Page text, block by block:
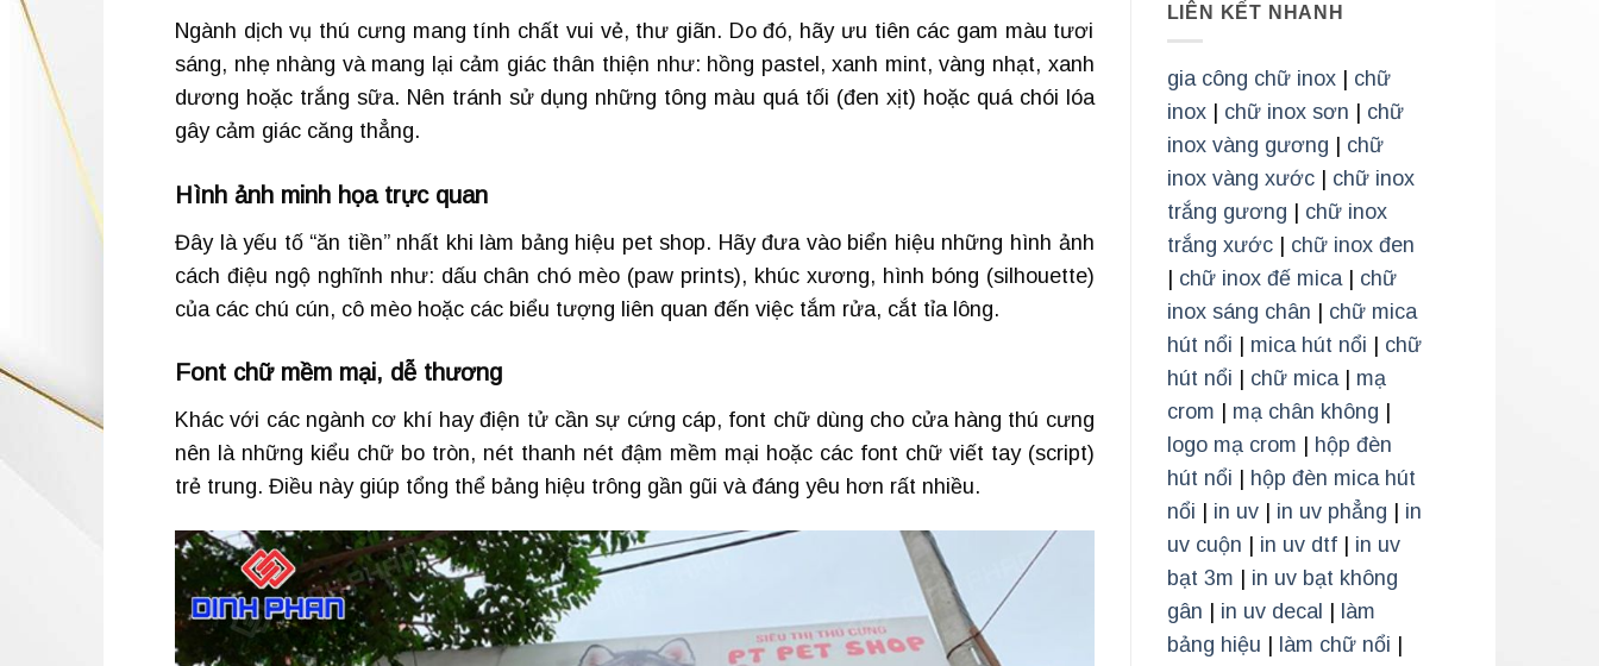
Ngành dịch vụ thú cưng mang tính chất vui vẻ, thư giãn. Do đó, hãy ưu tiên các gam màu tươi
sáng, nhẹ nhàng và mang lại cảm giác thân thiện như: hồng pastel, xanh mint, vàng nhạt, xanh
dương hoặc trắng sữa. Nên tránh sử dụng những tông màu quá tối (đen xịt) hoặc quá chói lóa
gây cảm giác căng thẳng.
Hình ảnh minh họa trực quan
Đây là yếu tố “ăn tiền” nhất khi làm bảng hiệu pet shop. Hãy đưa vào biển hiệu những hình ảnh
cách điệu ngộ nghĩnh như: dấu chân chó mèo (paw prints), khúc xương, hình bóng (silhouette)
của các chú cún, cô mèo hoặc các biểu tượng liên quan đến việc tắm rửa, cắt tỉa lông.
Font chữ mềm mại, dễ thương
Khác với các ngành cơ khí hay điện tử cần sự cứng cáp, font chữ dùng cho cửa hàng thú cưng
nên là những kiểu chữ bo tròn, nét thanh nét đậm mềm mại hoặc các font chữ viết tay (script)
trẻ trung. Điều này giúp tổng thể bảng hiệu trông gần gũi và đáng yêu hơn rất nhiều.
LIÊN KẾT NHANH
gia công chữ inox| chữ
inox| chữ inox sơn
chữ
inox vàng gương
chữ
inox vàng xước| chữ inox
trắng gương
chữ inox
trắng xước| chữ inox đen
chữ inox đế mica| chữ
inox sáng chân
chữ mica
hút nổi
mica hút nổi
chữ
hút nổi
chữ mica| mạ
crom
mạ chân không
logo mạ crom
hộp đèn
hút nổi
hộp đèn mica hút
nổi
in uv| in uv phẳng
in
uv cuộn
in uv dtf| in uv
bạt 3m
in uv bạt không
gân
in uv decal
làm
bảng hiệu
làm chữ nổi